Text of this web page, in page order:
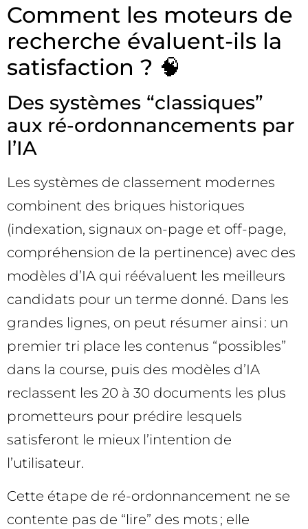
Comment les moteurs de
recherche évaluent-ils la
satisfaction ? 🧠
Des systèmes “classiques”
aux ré-ordonnancements par
l’IA
Les systèmes de classement modernes
combinent des briques historiques
(indexation, signaux on-page et off-page,
compréhension de la pertinence) avec des
modèles d’IA qui réévaluent les meilleurs
candidats pour un terme donné. Dans les
grandes lignes, on peut résumer ainsi : un
premier tri place les contenus “possibles”
dans la course, puis des modèles d’IA
reclassent les 20 à 30 documents les plus
prometteurs pour prédire lesquels
satisferont le mieux l’intention de
l’utilisateur.
Cette étape de ré-ordonnancement ne se
contente pas de “lire” des mots ; elle